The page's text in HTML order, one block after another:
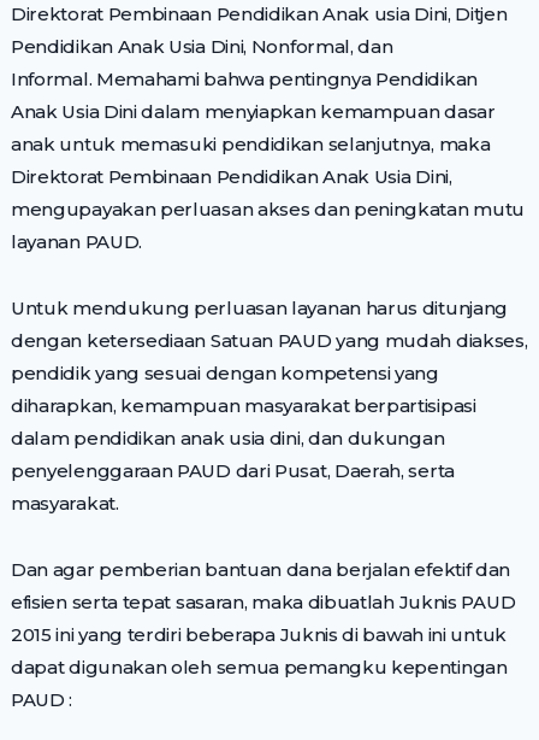
Direktorat Pembinaan Pendidikan Anak usia Dini, Ditjen
Pendidikan Anak Usia Dini, Nonformal, dan
Informal. Memahami bahwa pentingnya Pendidikan
Anak Usia Dini dalam menyiapkan kemampuan dasar
anak untuk memasuki pendidikan selanjutnya, maka
Direktorat Pembinaan Pendidikan Anak Usia Dini,
mengupayakan perluasan akses dan peningkatan mutu
layanan PAUD.
Untuk mendukung perluasan layanan harus ditunjang
dengan ketersediaan Satuan PAUD yang mudah diakses,
pendidik yang sesuai dengan kompetensi yang
diharapkan, kemampuan masyarakat berpartisipasi
dalam pendidikan anak usia dini, dan dukungan
penyelenggaraan PAUD dari Pusat, Daerah, serta
masyarakat.
Dan agar pemberian bantuan dana berjalan efektif dan
efisien serta tepat sasaran, maka dibuatlah Juknis PAUD
2015 ini yang terdiri beberapa Juknis di bawah ini untuk
dapat digunakan oleh semua pemangku kepentingan
PAUD :